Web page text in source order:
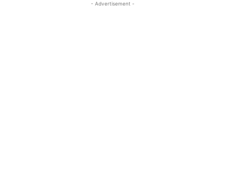
- Advertisement -